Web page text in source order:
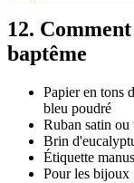
12.
baptême
Papier en tons
bleu poudré
Ruban satin ou
Brin
Étiquette
Pour les bijoux